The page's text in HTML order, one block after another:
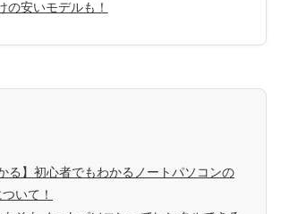
の安いモデルも！
る】初心者でもわかるノートパソコンの
いて！